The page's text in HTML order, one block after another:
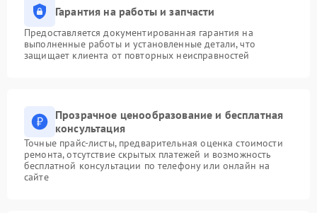
Гарантия на работы и запчасти
Предоставляется документированная гарантия на
выполненные работы и установленные детали, что
защищает клиента от повторных неисправностей
Прозрачное ценообразование и бесплатная
консультация
Точные прайс-листы, предварительная оценка стоимости
ремонта, отсутствие скрытых платежей и возможность
бесплатной консультации по телефону или онлайн на
сайте